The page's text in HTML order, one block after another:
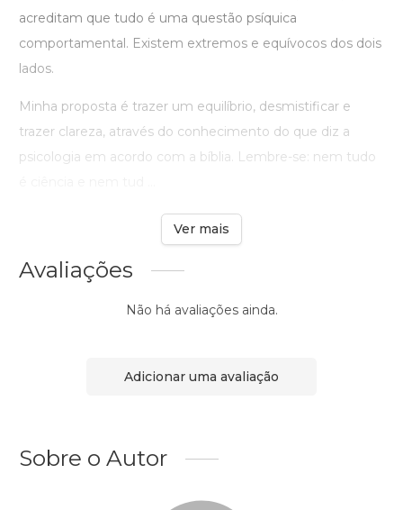
acreditam que tudo é uma questão psíquica
comportamental. Existem extremos e equívocos dos dois
lados.
Minha proposta é trazer um equilíbrio, desmistificar e
trazer clareza, através do conhecimento do que diz a
psicologia em acordo com a bíblia. Lembre-se: nem tudo
Ver mais
Avaliações
Não há avaliações ainda.
Adicionar uma avaliação
Sobre o Autor